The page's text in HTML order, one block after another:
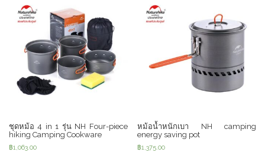
ชุดหม้อ 4 in 1 รุ่น NH Four-piece
hiking Camping Cookware
฿1,063.00
หม้อน้ำหนักเบา NH camping
energy saving pot
฿1,375.00